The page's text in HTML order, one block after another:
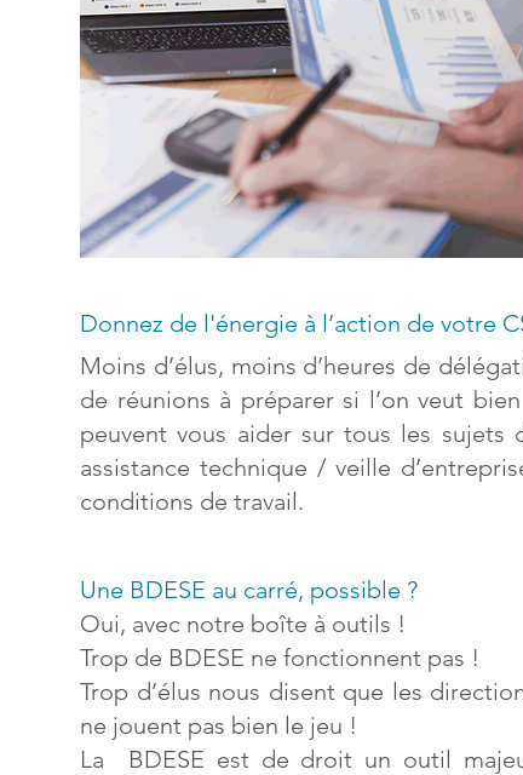
Donnez de l'énergie à l’action de votre
Moins d’élus, moins d’heures de
de réunions à préparer si l’on veut
peuvent vous aider sur tous les
assistance technique / veille
conditions de travail.
Une BDESE au carré, possible ?
Oui, avec notre boîte à outils !
Trop de BDESE ne fonctionnent pas !
Trop d’élus nous disent que les
ne jouent pas bien le jeu !
La BDESE est de droit un outil